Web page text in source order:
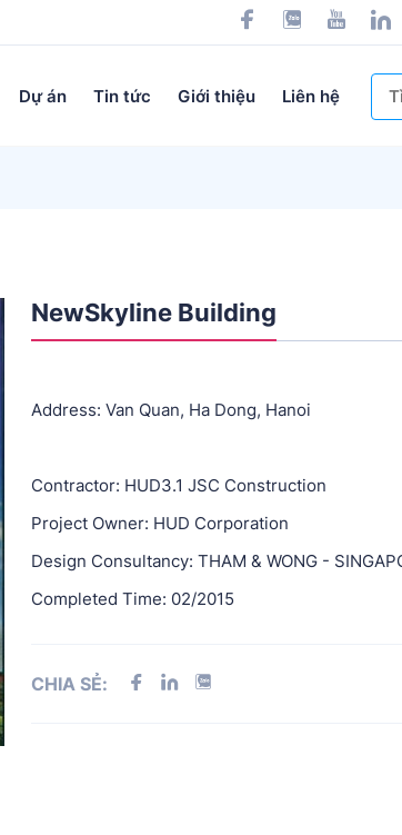
Dự án Tin tức Giới thiệu Liên hệ
NewSkyline Building
Address: Van Quan, Ha Dong, Hanoi
Contractor: HUD3.1 JSC Construction
Project Owner: HUD Corporation
Design Consultancy: THAM & WONG -
Completed Time: 02/2015
CHIA SẺ: